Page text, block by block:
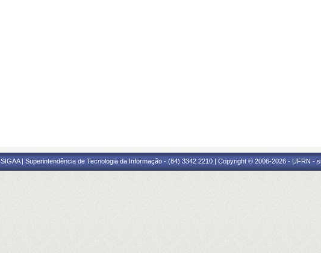
SIGAA | Superintendência de Tecnologia da Informação - (84) 3342 2210 | Copyright © 2006-2026 - UFRN -